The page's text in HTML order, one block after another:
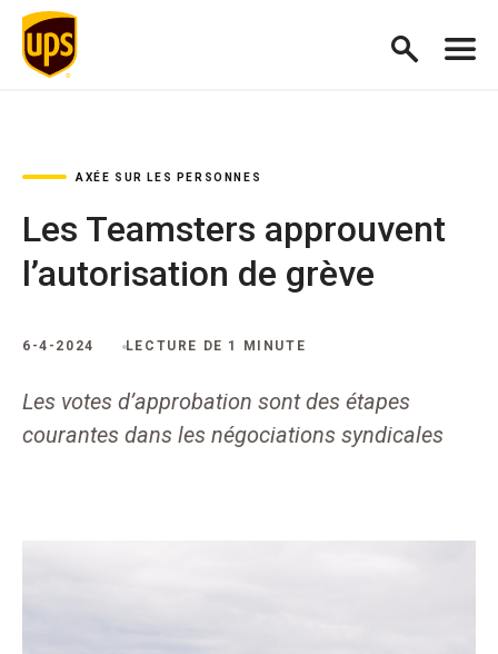
AXÉE SUR LES PERSONNES
Les Teamsters approuvent
l’autorisation de grève
6-4-2024 LECTURE DE 1 MINUTE
Les votes d’approbation sont des étapes
courantes dans les négociations syndicales